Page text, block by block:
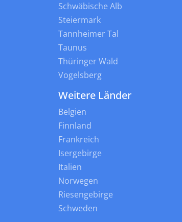
Schwäbische Alb
Steiermark
Tannheimer Tal
Taunus
Thüringer Wald
Vogelsberg
Weitere Länder
Belgien
Finnland
Frankreich
Isergebirge
Italien
Norwegen
Riesengebirge
Schweden